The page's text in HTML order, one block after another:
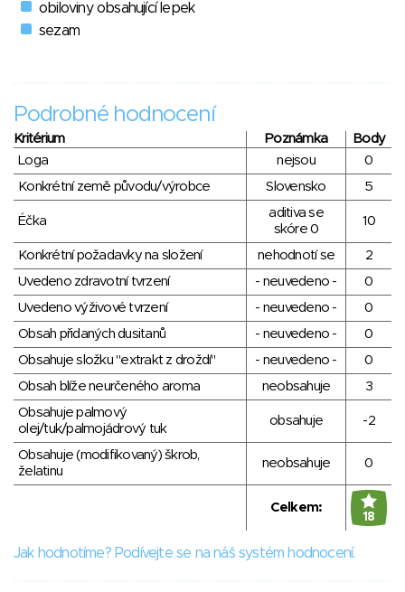
obiloviny obsahující lepek
sezam
Podrobné hodnocení
Kritérium Poznámka
Body
Loga
nejsou
0
Konkrétní země původu/výrobce
Slovensko 5
Éčka
aditiva se
skóre 0
10
Konkrétní požadavky na složení nehodnotí se
2
Uvedeno zdravotní tvrzení
- neuvedeno -
0
Uvedeno výživové tvrzení
- neuvedeno -
0
Obsah přidaných dusitanů
- neuvedeno -
0
Obsahuje složku "extrakt z droždí"
- neuvedeno -
0
Obsah blíže neurčeného aroma
neobsahuje
3
Obsahuje palmový
olej/tuk/palmojádrový tuk
obsahuje -2
Obsahuje (modifikovaný) škrob,
želatinu
neobsahuje 0
Celkem:
18
Jak hodnotíme? Podívejte se na náš systém hodnocení.